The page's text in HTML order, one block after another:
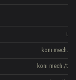
t
koni mech.
koni mech./t